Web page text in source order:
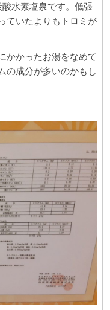
酸水素塩泉です。低張
ていたよりもトロミが
かかったお湯をなめて
の成分が多いのかもし